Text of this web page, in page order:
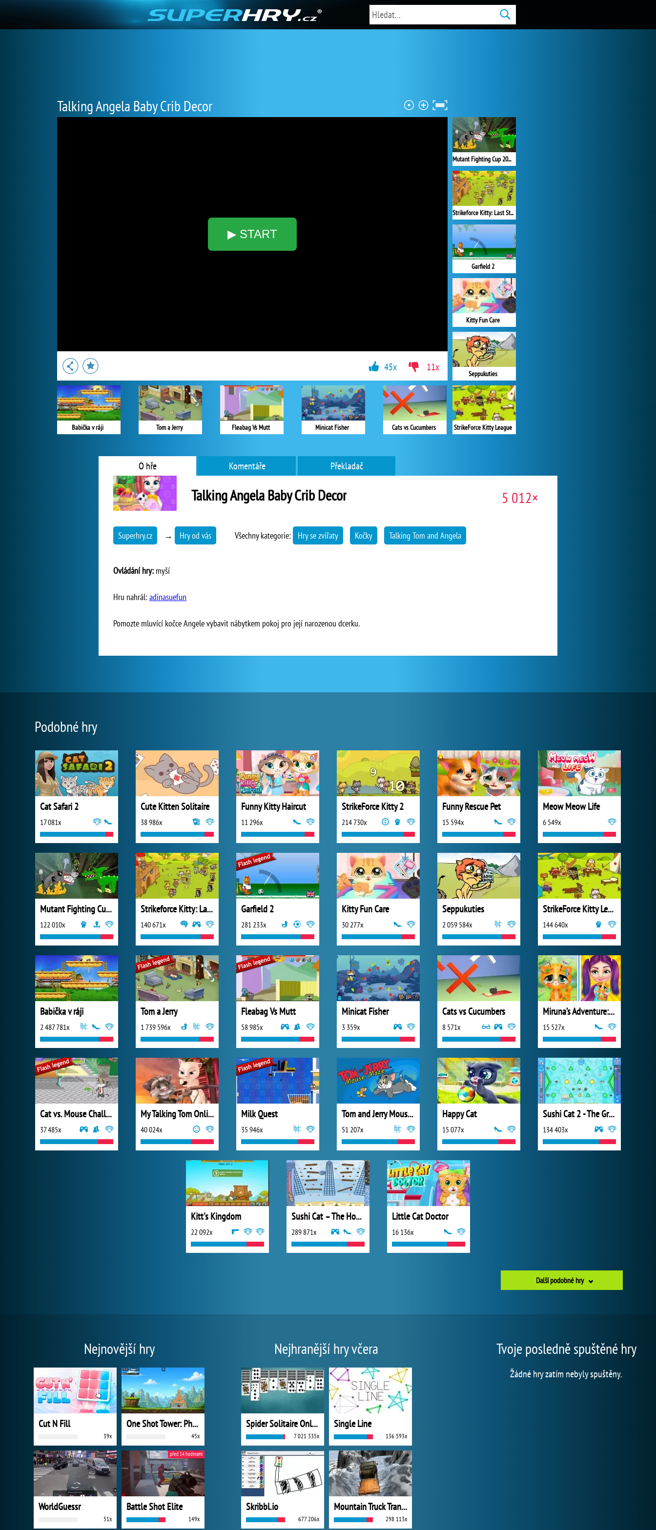
Talking Angela Baby Crib Decor
▶ START
Mutant Fighting Cup 2016
Strikeforce Kitty: Last Stand
Garfield 2
Kitty Fun Care
Seppukuties
StrikeForce Kitty League
Babička v ráji Tom a Jerry Fleabag Vs Mutt Minicat Fisher Cats vs Cucumbers
45x 11x
O hře Komentáře Překladač
Talking Angela Baby Crib Decor 5 012×
Superhry.cz → Hry od vás Všechny kategorie: Hry se zvířaty Kočky Talking Tom and Angela
Ovládání hry: myší
Hru nahrál: adinasuefun
Pomozte mluvící kočce Angele vybavit nábytkem pokoj pro její narozenou dcerku.
Podobné hry
Cat Safari 2
17 081x
Cute Kitten Solitaire
38 986x
Funny Kitty Haircut
11 296x
StrikeForce Kitty 2
214 730x
Funny Rescue Pet
15 594x
Meow Meow Life
6 549x
Mutant Fighting Cup 2016
122 010x
Strikeforce Kitty: Last Stand
140 671x
Garfield 2
281 233x
Kitty Fun Care
30 277x
Seppukuties
2 059 584x
StrikeForce Kitty League
144 640x
Babička v ráji
2 487 781x
Tom a Jerry
1 739 596x
Fleabag Vs Mutt
58 985x
Minicat Fisher
3 359x
Cats vs Cucumbers
8 571x
Miruna’s Adventure: Vet
15 527x
Cat vs. Mouse Challenge
37 485x
My Talking Tom Online
40 024x
Milk Quest
35 946x
Tom and Jerry Mouse Maze
51 207x
Happy Cat
15 077x
Sushi Cat 2 - The Great Purrade
134 403x
Kitt's Kingdom
22 092x
Sushi Cat – The Honeymoon
289 871x
Little Cat Doctor
16 136x
Další podobné hry
Nejnovější hry
Cut N Fill
39x
One Shot Tower: Physics Destroyer
45x
WorldGuessr
51x
Battle Shot Elite
149x
před 14 hodinami
Nejhranější hry včera
Spider Solitaire Online
7 021 335x
Single Line
136 593x
Skribbl.io
677 206x
Mountain Truck Transport
298 113x
Tvoje posledně spuštěné hry
Žádné hry zatím nebyly spuštěny.